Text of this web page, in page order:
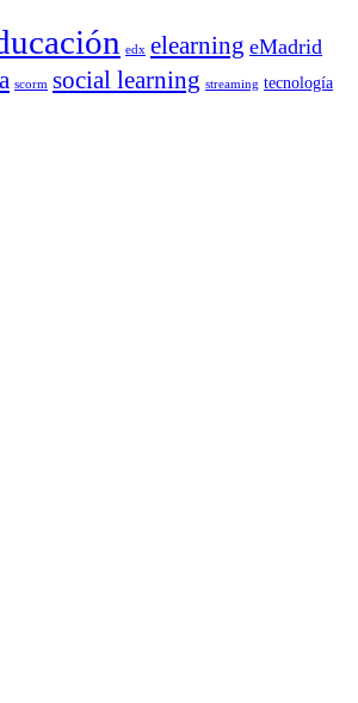
edx elearning eMadrid
scorm social learning streaming tecnología